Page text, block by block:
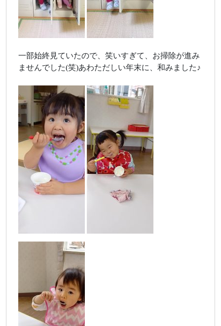
一部始終見ていたので、笑いすぎて、お掃除が進み
ませんでした(笑)あわただしい年末に、和みました♪